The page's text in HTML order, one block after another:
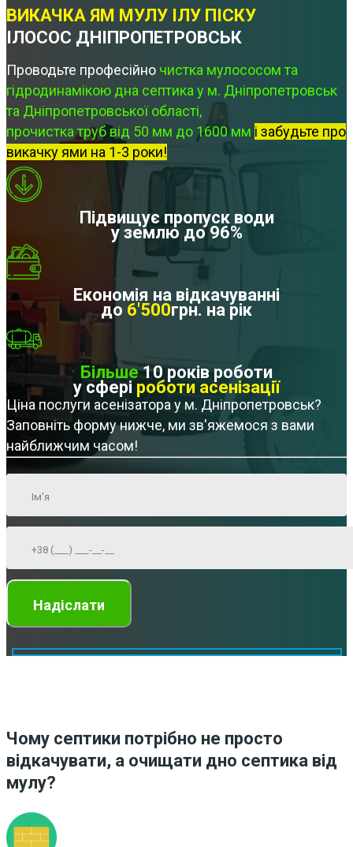
ВИКАЧКА ЯМ МУЛУ ІЛУ ПІСКУ
ІЛОСОС ДНІПРОПЕТРОВСЬК
Проводьте професійно чистка мулососом та
гідродинамікою дна септика у м. Дніпропетровськ
та Дніпропетровської області,
прочистка труб від 50 мм до 1600 мм і забудьте про
викачку ями на 1-3 роки!
Підвищує пропуск води
у землю до 96%
Економія на відкачуванні
до 6'500грн. на рік
Більше10 років роботи
у сфері роботи асенізації
Ціна послуги асенізатора у м. Дніпропетровськ?
Заповніть форму нижче, ми зв'яжемося з вами
найближчим часом!
Чому септики потрібно не просто
відкачувати, а очищати дно септика від
мулу?